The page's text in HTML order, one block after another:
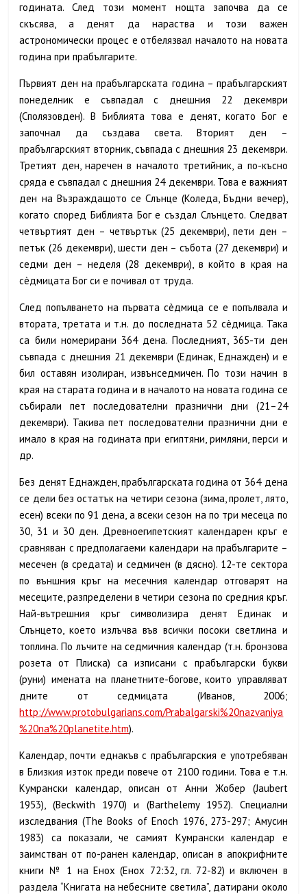
годината. След този момент нощта започва да се
скъсява, а денят да нараства и този важен
астрономически процес е отбелязвал началото на новата
година при прабългарите.
Първият ден на прабългарската година – прабългарският
понеделник е съвпадал с днешния 22 декември
(Сполязовден). В Библията това е денят, когато Бог е
започнал да създава света. Вторият ден –
прабългарският вторник, съвпада с днешния 23 декември.
Третият ден, наречен в началото третийник, а по-късно
сряда е съвпадал с днешния 24 декември. Това е важният
ден на Възраждащото се Слънце (Коледа, Бъдни вечер),
когато според Библията Бог е създал Слънцето. Следват
четвъртият ден – четвъртък (25 декември), пети ден –
петък (26 декември), шести ден – събота (27 декември) и
седми ден – неделя (28 декември), в който в края на
сèдмицата Бог си е почивал от труда.
След попълването на първата сèдмица се е попълвала и
втората, третата и т.н. до последната 52 сèдмица. Така
са били номерирани 364 дена. Последният, 365-ти ден
съвпада с днешния 21 декември (Единак, Еднажден) и е
бил оставян изолиран, извънседмичен. По този начин в
края на старата година и в началото на новата година се
събирали пет последователни празнични дни (21–24
декември). Такива пет последователни празнични дни е
имало в края на годината при египтяни, римляни, перси и
др.
Без денят Еднажден, прабългарската година от 364 дена
се дели без остатък на четири сезона (зима, пролет, лято,
есен) всеки по 91 дена, а всеки сезон на по три месеца по
30, 31 и 30 ден. Древноегипетският календарен кръг е
сравняван с предполагаеми календари на прабългарите –
месечен (в средата) и седмичен (в дясно). 12-те сектора
по външния кръг на месечния календар отговарят на
месеците, разпределени в четири сезона по средния кръг.
Най-вътрешния кръг символизира денят Единак и
Слънцето, което излъчва във всички посоки светлина и
топлина. По лъчите на седмичния календар (т.н. бронзова
розета от Плиска) са изписани с прабългарски букви
(руни) имената на планетните-богове, които управляват
дните от седмицата (Иванов, 2006;
http://www.protobulgarians.com/Prabalgarski%20nazvaniya
%20na%20planetite.htm).
Календар, почти еднакъв с прабългарския е употребяван
в Близкия изток преди повече от 2100 години. Това е т.н.
Кумрански календар, описан от Анни Жобер (Jaubert
1953), (Beckwith 1970) и (Barthelemy 1952). Специални
изследвания (The Books of Enoch 1976, 273-297; Амусин
1983)
са показали, че самият Кумрански календар е
заимстван от по-ранен календар, описан в апокрифните
книги № 1 на Енох (Енох 72:32, гл. 72-82) и включен в
раздела “Книгата на небесните светила”, датирани около